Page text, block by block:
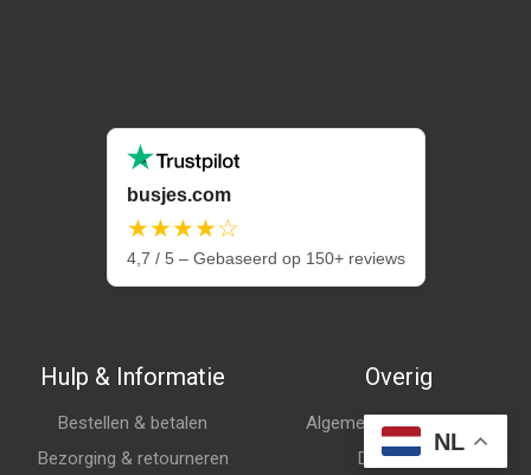
busjes.com
★★★★☆
4,7 / 5 – Gebaseerd op 150+ reviews
Hulp & Informatie
Bestellen & betalen
Bezorging & retourneren
Overig
Algemene voorwaarden
Disclaimer
NL